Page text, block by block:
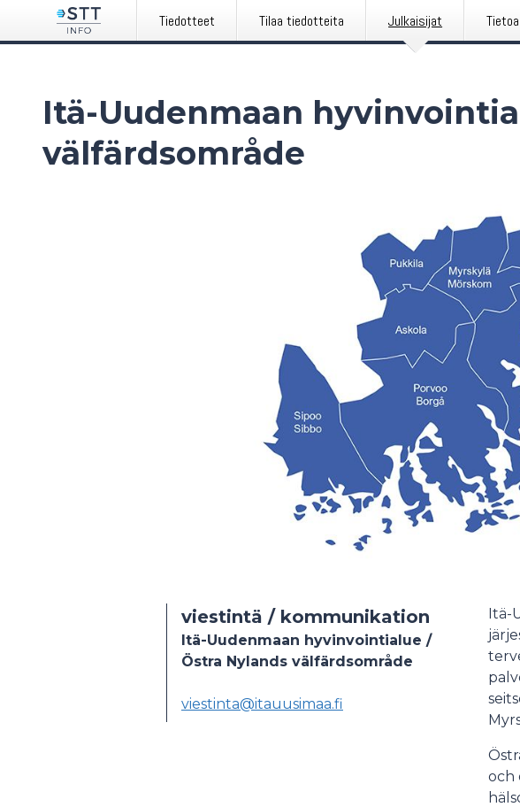
Tiedotteet Tilaa tiedotteita Julkaisijat
Itä-Uudenmaan
välfärdsområde
viestintä / kommunikation
Itä-Uudenmaan hyvinvointialue /
Östra Nylands välfärdsområde
viestinta@itauusimaa.fi
Itä-
och